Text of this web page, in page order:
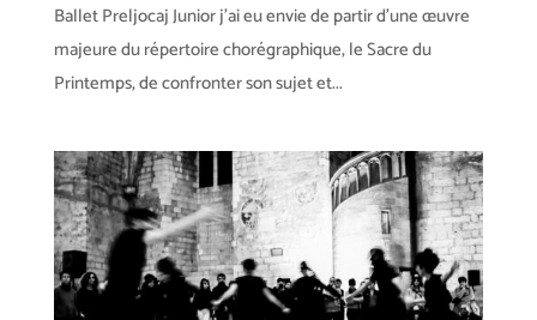
Ballet Preljocaj Junior j’ai eu envie de partir d’une œuvre
majeure du répertoire chorégraphique, le Sacre du
Printemps, de confronter son sujet et...